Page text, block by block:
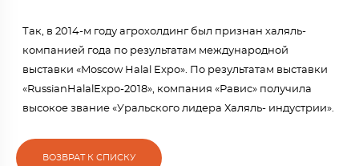
Так, в 2014-м году агрохолдинг был признан халяль-
компанией года по результатам международной
выставки «Moscow Halal Expo». По результатам выставки
«RussianHalalExpo-2018», компания «Равис» получила
высокое звание «Уральского лидера Халяль- индустрии».
ВОЗВРАТ К СПИСКУ